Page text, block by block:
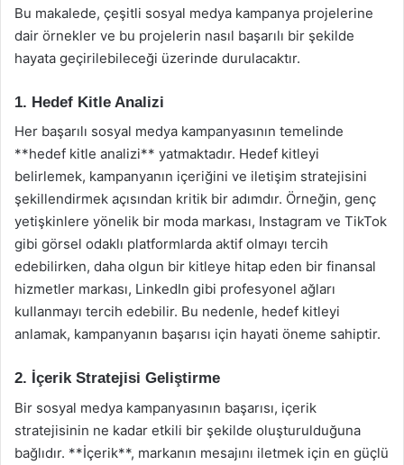
Bu makalede, çeşitli sosyal medya kampanya projelerine
dair örnekler ve bu projelerin nasıl başarılı bir şekilde
hayata geçirilebileceği üzerinde durulacaktır.
1. Hedef Kitle Analizi
Her başarılı sosyal medya kampanyasının temelinde
**hedef kitle analizi** yatmaktadır. Hedef kitleyi
belirlemek, kampanyanın içeriğini ve iletişim stratejisini
şekillendirmek açısından kritik bir adımdır. Örneğin, genç
yetişkinlere yönelik bir moda markası, Instagram ve TikTok
gibi görsel odaklı platformlarda aktif olmayı tercih
edebilirken, daha olgun bir kitleye hitap eden bir finansal
hizmetler markası, LinkedIn gibi profesyonel ağları
kullanmayı tercih edebilir. Bu nedenle, hedef kitleyi
anlamak, kampanyanın başarısı için hayati öneme sahiptir.
2. İçerik Stratejisi Geliştirme
Bir sosyal medya kampanyasının başarısı, içerik
stratejisinin ne kadar etkili bir şekilde oluşturulduğuna
bağlıdır. **İçerik**, markanın mesajını iletmek için en güçlü